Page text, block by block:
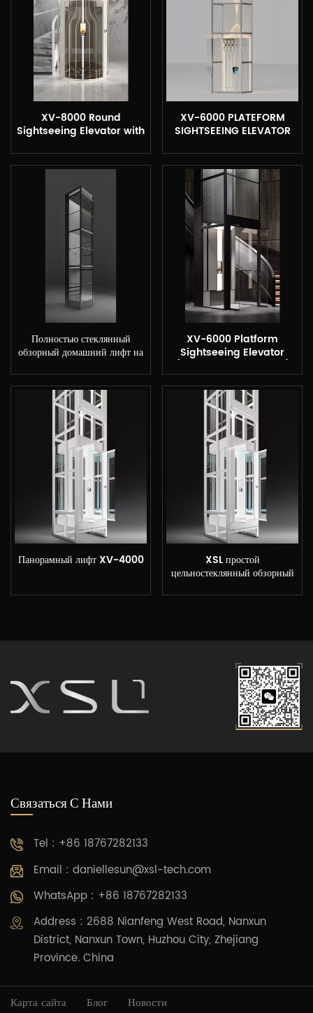
XV-8000 Round
Sightseeing Elevator with
XV-6000 PLATEFORM
SIGHTSEEING ELEVATOR
Полностью стеклянный
обзорный домашний лифт на
XV-6000 Platform
Sightseeing Elevator
Панорамный лифт XV-4000 XSL простой
цельностеклянный обзорный
Связаться С Нами
Tel : +86 18767282133
Email : daniellesun@xsl-tech.com
WhatsApp : +86 18767282133
Address : 2688 Nianfeng West Road, Nanxun
District, Nanxun Town, Huzhou City, Zhejiang
Province. China
Карта сайта Блог Новости